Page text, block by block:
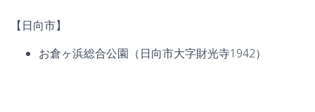
【日向市】
お倉ヶ浜総合公園（日向市大字財光寺1942）